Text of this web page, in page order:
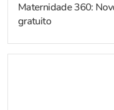
Maternidade 360:
gratuito